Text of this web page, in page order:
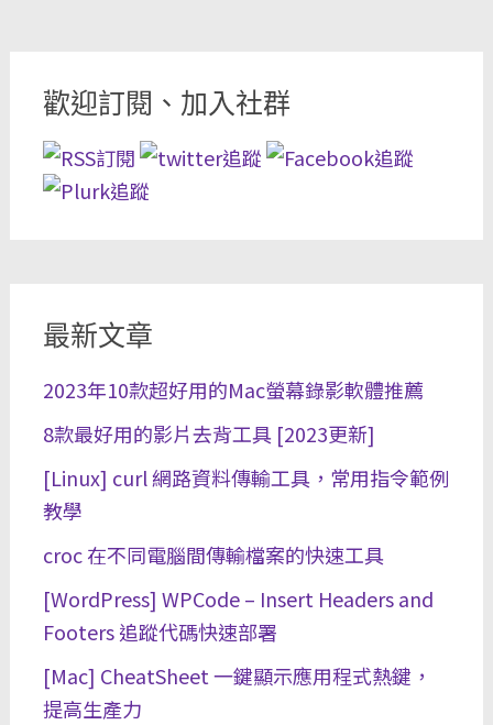
歡迎訂閱、加入社群
最新文章
2023年10款超好用的Mac螢幕錄影軟體推薦
8款最好用的影片去背工具 [2023更新]
[Linux] curl 網路資料傳輸工具，常用指令範例
教學
croc 在不同電腦間傳輸檔案的快速工具
[WordPress] WPCode – Insert Headers and
Footers 追蹤代碼快速部署
[Mac] CheatSheet 一鍵顯示應用程式熱鍵，
提高生產力